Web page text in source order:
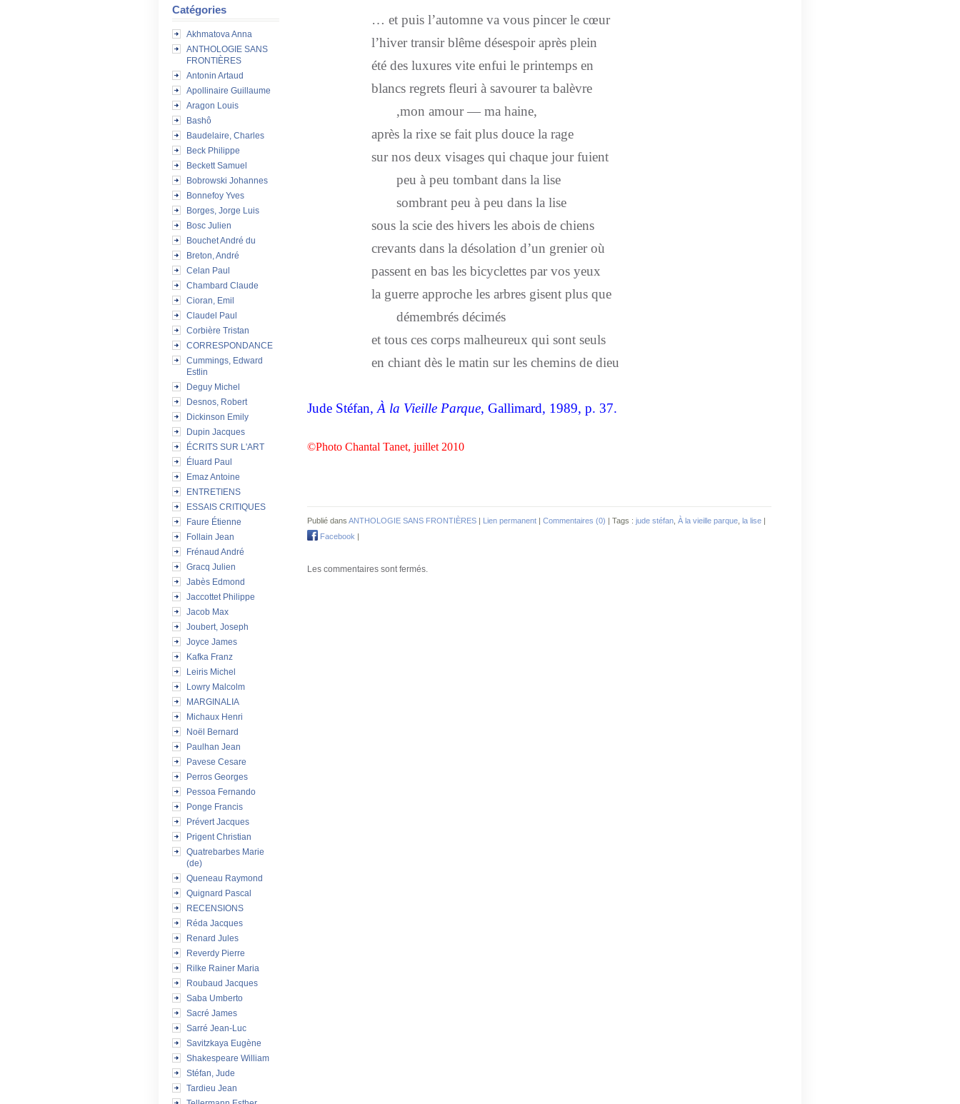
Catégories
Akhmatova Anna
ANTHOLOGIE SANS
FRONTIÈRES
Antonin Artaud
Apollinaire Guillaume
Aragon Louis
Bashô
Baudelaire, Charles
Beck Philippe
Beckett Samuel
Bobrowski Johannes
Bonnefoy Yves
Borges, Jorge Luis
Bosc Julien
Bouchet André du
Breton, André
Celan Paul
Chambard Claude
Cioran, Emil
Claudel Paul
Corbière Tristan
CORRESPONDANCE
Cummings, Edward
Estlin
Deguy Michel
Desnos, Robert
Dickinson Emily
Dupin Jacques
ÉCRITS SUR L'ART
Éluard Paul
Emaz Antoine
ENTRETIENS
ESSAIS CRITIQUES
Faure Étienne
Follain Jean
Frénaud André
Gracq Julien
Jabès Edmond
Jaccottet Philippe
Jacob Max
Joubert, Joseph
Joyce James
Kafka Franz
Leiris Michel
Lowry Malcolm
MARGINALIA
Michaux Henri
Noël Bernard
Paulhan Jean
Pavese Cesare
Perros Georges
Pessoa Fernando
Ponge Francis
Prévert Jacques
Prigent Christian
Quatrebarbes Marie
(de)
Queneau Raymond
Quignard Pascal
RECENSIONS
Réda Jacques
Renard Jules
Reverdy Pierre
Rilke Rainer Maria
Roubaud Jacques
Saba Umberto
Sacré James
Sarré Jean-Luc
Savitzkaya Eugène
Shakespeare William
Stéfan, Jude
Tardieu Jean
… et puis l’automne va vous pincer le cœur
l’hiver transir blême désespoir après plein
été des luxures vite enfui le printemps en
blancs regrets fleuri à savourer ta balèvre
,mon amour — ma haine,
après la rixe se fait plus douce la rage
sur nos deux visages qui chaque jour fuient
peu à peu tombant dans la lise
sombrant peu à peu dans la lise
sous la scie des hivers les abois de chiens
crevants dans la désolation d’un grenier où
passent en bas les bicyclettes par vos yeux
la guerre approche les arbres gisent plus que
démembrés décimés
et tous ces corps malheureux qui sont seuls
en chiant dès le matin sur les chemins de dieu
Jude Stéfan, À la Vieille Parque, Gallimard, 1989, p. 37.
©Photo Chantal Tanet, juillet 2010
Publié dans ANTHOLOGIE SANS FRONTIÈRES | Lien permanent | Commentaires (0) | Tags : jude stéfan À la vieille parque la lise |
Facebook |
Les commentaires sont fermés.